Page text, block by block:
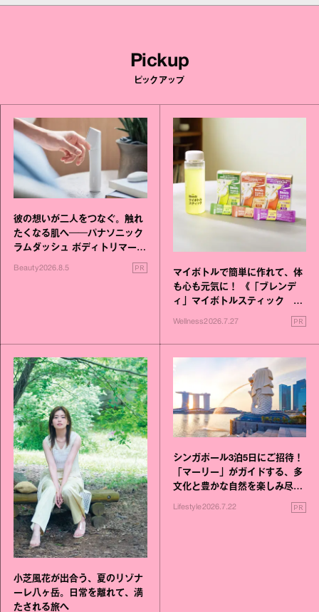
Pickup
ピックアップ
彼の想いが二人をつなぐ。触れ
たくなる肌へ──パナソニック
ラムダッシュ ボディトリマーが
Beauty2026.8.5 PR
マイボトルで簡単に作れて、体
も心も元気に！ 《「ブレンデ
ィ」マイボトルスティック い
いこと毎日》シリーズが誕生
Wellness2026.7.27 PR
小芝風花が出合う、夏のリゾナ
ーレ八ヶ岳。日常を離れて、満
たされる旅へ
シンガポール3泊5日にご招待！
「マーリー」がガイドする、多
文化と豊かな自然を楽しみ尽く
Lifestyle2026.7.22 PR